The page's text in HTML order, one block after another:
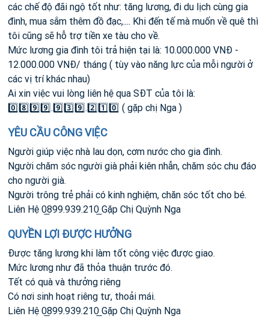
các chế độ đãi ngộ tốt như: tăng lương, đi du lịch cùng gia
đình, mua sắm thêm đồ đạc,.... Khi đến tế mà muốn về quê thì
tôi cũng sẽ hỗ trợ tiền xe tàu cho về.
Mức lương gia đình tôi trả hiện tại là: 10.000.000 VNĐ -
12.000.000 VNĐ/ tháng ( tùy vào năng lực của mỗi người ở
các vị trí khác nhau)
Ai xin việc vui lòng liên hệ qua SĐT của tôi là:
0️⃣8️⃣9️⃣9️⃣.9️⃣3️⃣9️⃣.2️⃣1️⃣0️⃣ ( gặp chị Nga )
YÊU CẦU CÔNG VIỆC
Người giúp việc nhà lau dọn, cơm nước cho gia đình.
Người chăm sóc người già phải kiên nhẫn, chăm sóc chu đáo
cho người già.
Người trông trẻ phải có kinh nghiệm, chăn sóc tốt cho bé.
Liên Hệ 0̲899.939.210̲ Gặp Chị Quỳnh Nga
QUYỀN LỢI ĐƯỢC HƯỞNG
Được tăng lương khi làm tốt công việc được giao.
Mức lương như đã thỏa thuận trước đó.
Tết có quà và thưởng riêng
Có nơi sinh hoạt riêng tư, thoải mái.
Liên Hệ 0̲899.939.210̲ Gặp Chị Quỳnh Nga